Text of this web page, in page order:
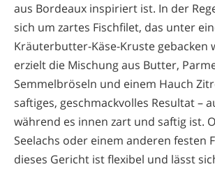
aus Bordeaux inspiriert ist. In der
sich um zartes Fischfilet, das unter
Kräuterbutter-Käse-Kruste gebacken
erzielt die Mischung aus Butter,
Semmelbröseln und einem Hauch
saftiges, geschmackvolles Resultat –
während es innen zart und saftig ist.
Seelachs oder einem anderen festen
dieses Gericht ist flexibel und lässt